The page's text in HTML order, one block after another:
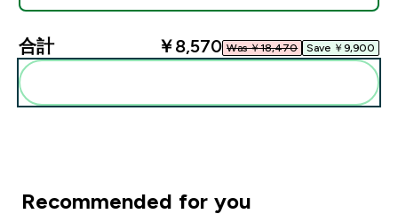
合計 ￥8,570‎ Was ￥18,470‎ Save ￥9,900‎
Recommended for you